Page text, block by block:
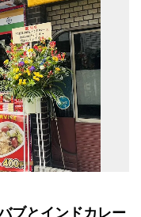
ブとインドカレー